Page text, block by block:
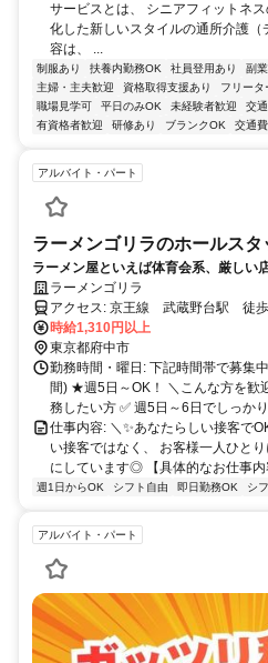
サービスとは、 シニアフィットネ
化した新しいスタイルの通所介護
容は、 ...
制服あり 扶養内勤務OK 社員登用あり 副
主婦・主夫歓迎
資格取得支援あり フリータ
職場見学可
平日のみOK 未経験者歓迎 交
有資格者歓迎
研修あり ブランクOK 交通
アルバイト・パート
ラーメンゴリラのホールスタ
ラーメン屋といえば体育会系、厳しい
ありませんか？ ご安心ください！ウチ
きやすさ！ メニューもシンプルだから
ラーメンゴリラ
アクセス: 京王線 武蔵野台駅 徒歩9分 京王線 府中駅 バス14分
京王線 調布駅 バス20分
時給1,310円以上
東京都府中市
勤務時間・曜日: 下記時間帯で募集
間) ★週5日～OK！ ＼こんな方を歓
務したい方 ✅ 週5日～6日でしっか
仕事内容: ＼✨あなたらしい接客で
い接客ではなく、 お客様一人ひと
にしています◎ 【具体的なお仕事内
週1日からOK シフト自由 即日勤務OK シ
アルバイト・パート